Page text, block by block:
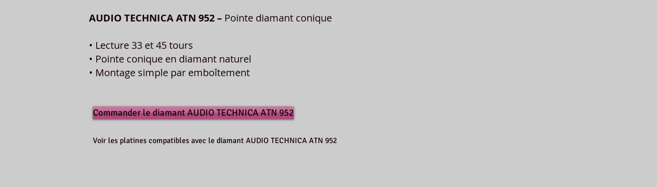
AUDIO TECHNICA ATN 952 – Pointe diamant conique
• Lecture 33 et 45 tours
• Pointe conique en diamant naturel
• Montage simple par emboîtement
Commander le diamant AUDIO TECHNICA ATN 952
Voir les platines compatibles avec le diamant AUDIO TECHNICA ATN 952